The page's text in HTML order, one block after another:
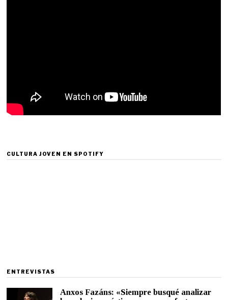
CULTURA JOVEN EN SPOTIFY
ENTREVISTAS
Anxos Fazáns: «Siempre busqué analizar